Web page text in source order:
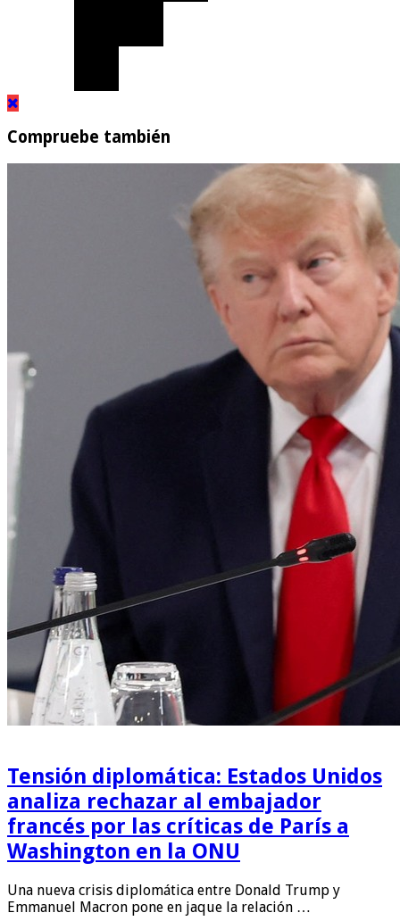
Compruebe también
Tensión diplomática: Estados Unidos
analiza rechazar al embajador
francés por las críticas de París a
Washington en la ONU
Una nueva crisis diplomática entre Donald Trump y
Emmanuel Macron pone en jaque la relación …